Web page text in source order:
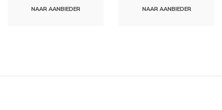
d
NAAR AANBIEDER
d
NAAR AANBIEDER